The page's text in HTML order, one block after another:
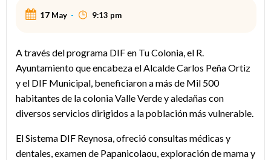
17 May - 9:13 pm
A través del programa DIF en Tu Colonia, el R.
Ayuntamiento que encabeza el Alcalde Carlos Peña Ortiz
y el DIF Municipal, beneficiaron a más de Mil 500
habitantes de la colonia Valle Verde y aledañas con
diversos servicios dirigidos a la población más vulnerable.
El Sistema DIF Reynosa, ofreció consultas médicas y
dentales, examen de Papanicolaou, exploración de mama y